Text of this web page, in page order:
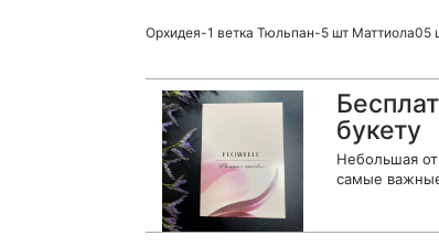
Орхидея-1 ветка Тюльпан-5 шт
букету
Небольшая
самые